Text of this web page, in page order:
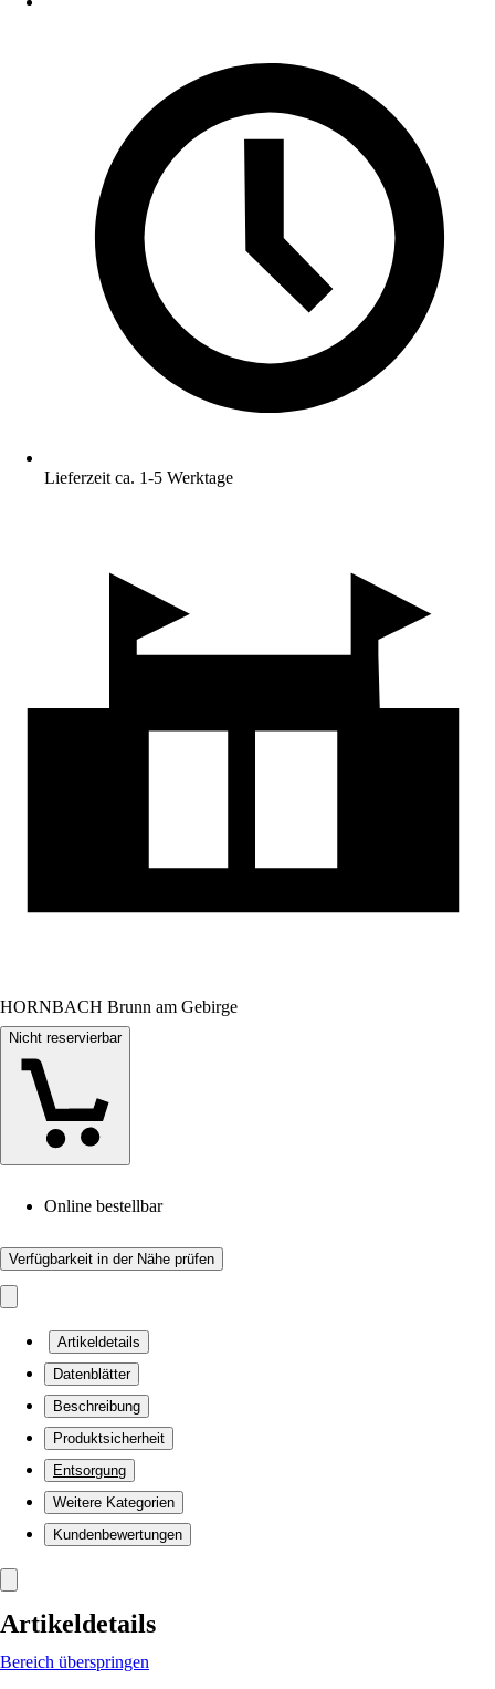
Lieferzeit ca. 1-5 Werktage
HORNBACH Brunn am Gebirge
Nicht reservierbar
Online bestellbar
Verfügbarkeit in der Nähe prüfen
Artikeldetails
Datenblätter
Beschreibung
Produktsicherheit
Entsorgung
Weitere Kategorien
Kundenbewertungen
Artikeldetails
Bereich überspringen